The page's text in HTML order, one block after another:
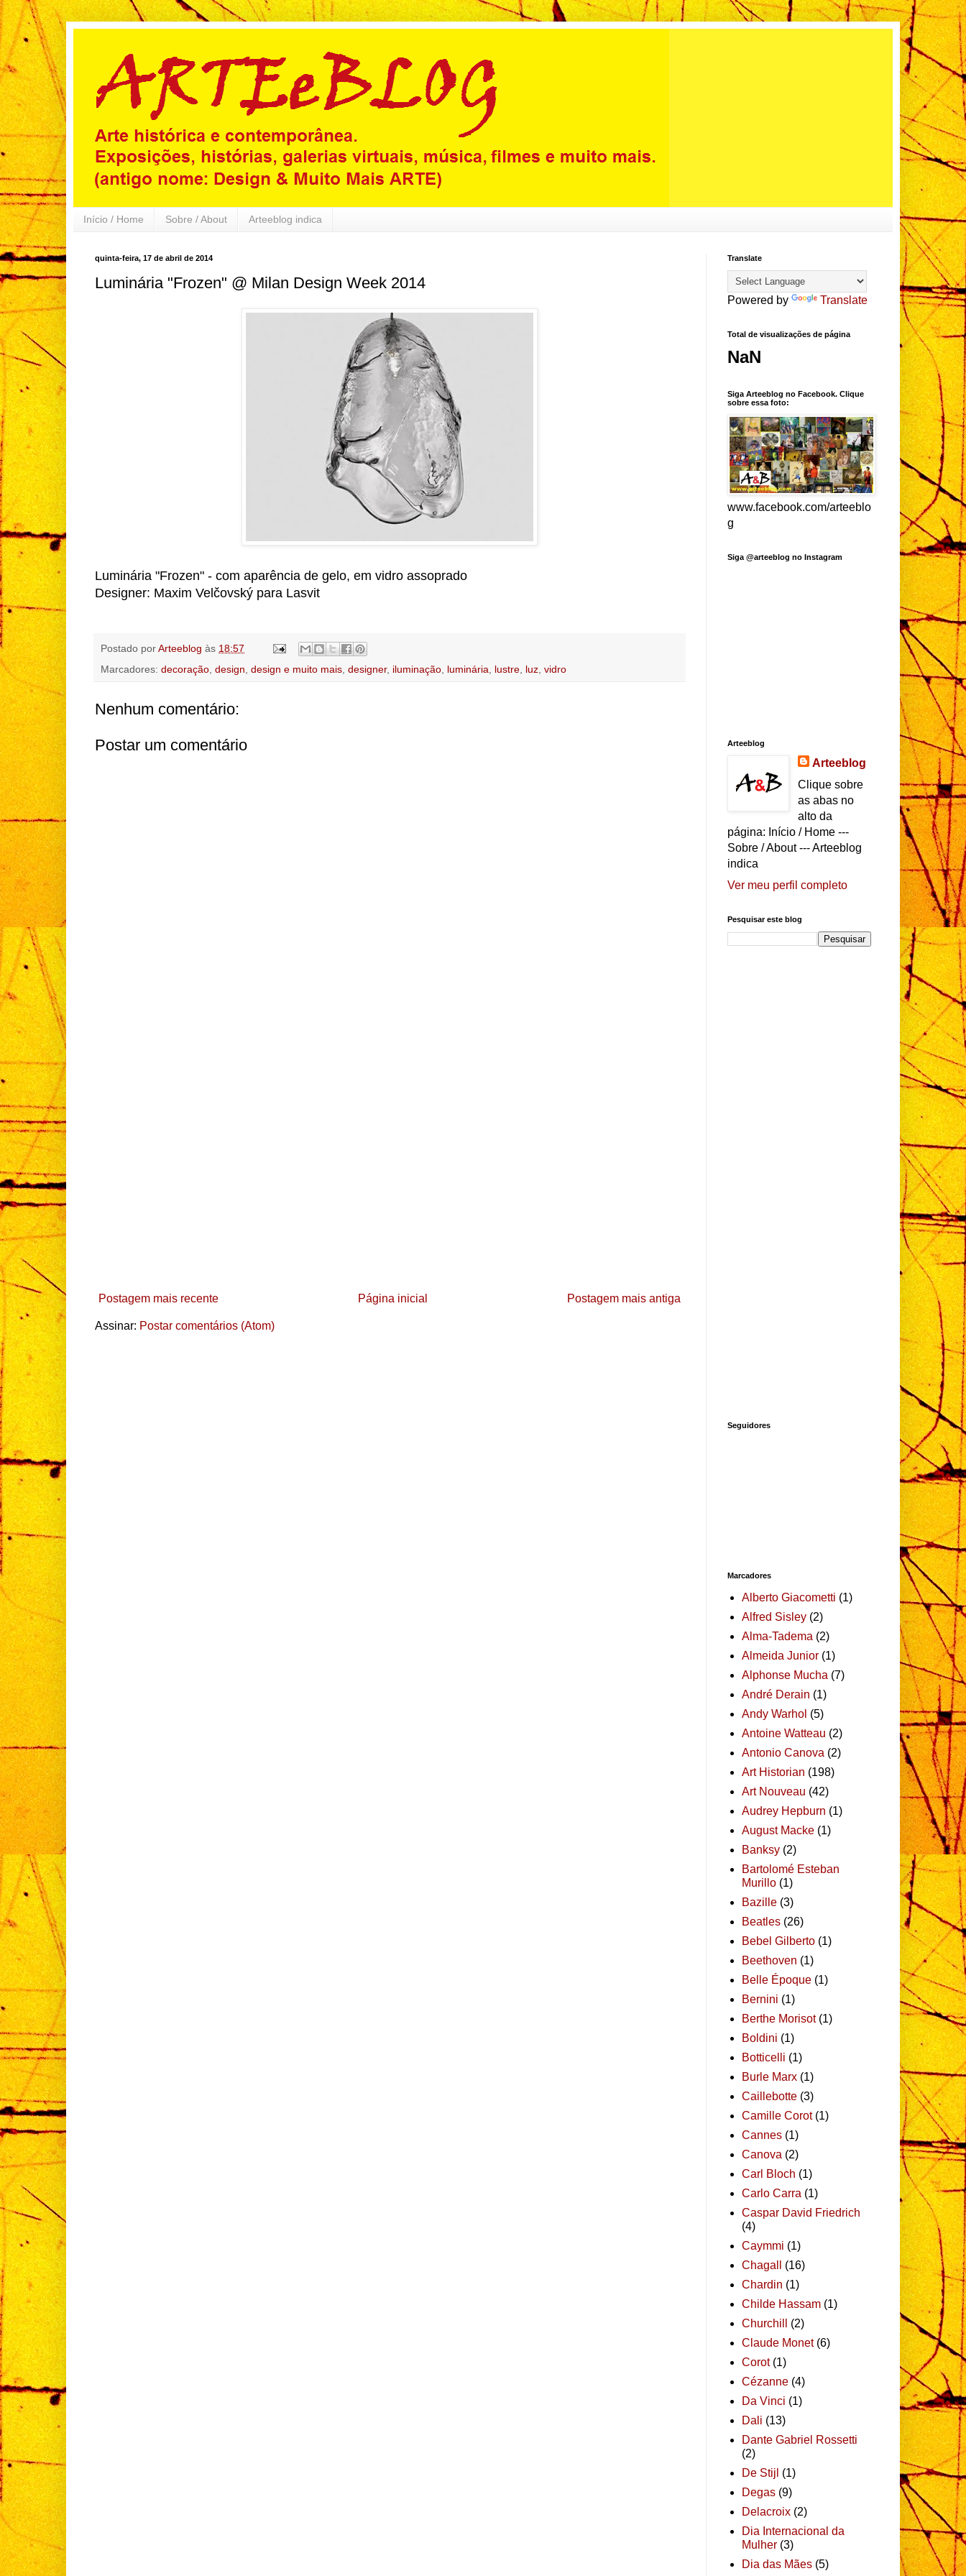
Início / Home Sobre / About Arteeblog indica
quinta-feira, 17 de abril de 2014
Luminária "Frozen" @ Milan Design Week 2014
Luminária "Frozen" - com aparência de gelo, em vidro assoprado
Designer: Maxim Velčovský para Lasvit
Postado porArteeblog às 18:57
Marcadores: decoração design design e muito mais designer, iluminação luminária lustre luz vidro
Nenhum comentário:
Postar um comentário
Postagem mais recente Postagem mais antiga
Página inicial
Assinar: Postar comentários (Atom)
Translate
Powered by Translate
Total de visualizações de página
NaN
Siga Arteeblog no Facebook. Clique
sobre essa foto:
www.facebook.com/arteeblo
g
Siga @arteeblog no Instagram
Arteeblog
Arteeblog
Clique sobre
as abas no
alto da
página: Início / Home ---
Sobre / About --- Arteeblog
indica
Ver meu perfil completo
Pesquisar este blog
Seguidores
Marcadores
Alberto Giacometti (1)
Alfred Sisley (2)
Alma-Tadema (2)
Almeida Junior (1)
Alphonse Mucha (7)
André Derain (1)
Andy Warhol (5)
Antoine Watteau (2)
Antonio Canova (2)
Art Historian (198)
Art Nouveau (42)
Audrey Hepburn (1)
August Macke (1)
Banksy (2)
Bartolomé Esteban
Murillo (1)
Bazille (3)
Beatles (26)
Bebel Gilberto (1)
Beethoven (1)
Belle Époque (1)
Bernini (1)
Berthe Morisot (1)
Boldini (1)
Botticelli (1)
Burle Marx (1)
Caillebotte (3)
Camille Corot (1)
Cannes (1)
Canova (2)
Carl Bloch (1)
Carlo Carra (1)
Caspar David Friedrich
(4)
Caymmi (1)
Chagall
(16)
Chardin (1)
Childe Hassam (1)
Churchill
(2)
Claude Monet (6)
Corot (1)
Cézanne (4)
Da Vinci (1)
Dali (13)
Dante Gabriel Rossetti
(2)
De Stijl (1)
Degas (9)
Delacroix (2)
Dia Internacional da
Mulher (3)
Dia das Mães (5)